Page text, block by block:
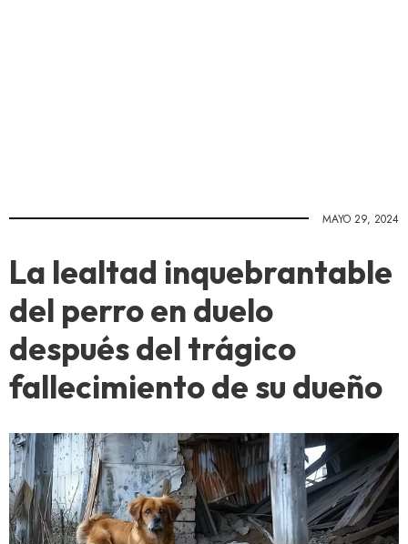
MAYO 29, 2024
La lealtad inquebrantable
del perro en duelo
después del trágico
fallecimiento de su dueño